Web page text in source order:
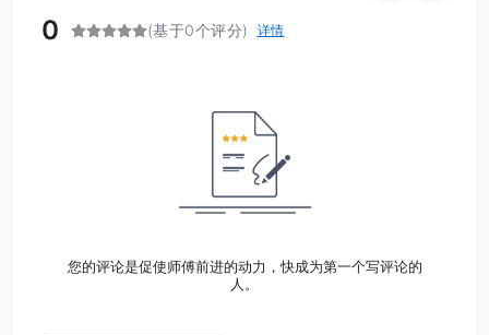
0 (基于0个评分) 详情
您的评论是促使师傅前进的动力，快成为第一个写评论的
人。